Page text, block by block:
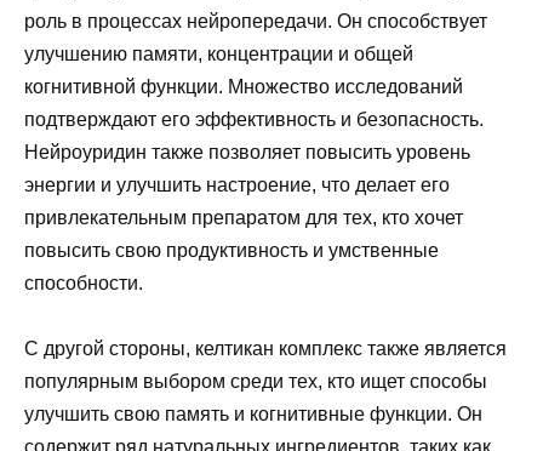
роль в процессах нейропередачи. Он способствует
улучшению памяти, концентрации и общей
когнитивной функции. Множество исследований
подтверждают его эффективность и безопасность.
Нейроуридин также позволяет повысить уровень
энергии и улучшить настроение, что делает его
привлекательным препаратом для тех, кто хочет
повысить свою продуктивность и умственные
способности.
С другой стороны, келтикан комплекс также является
популярным выбором среди тех, кто ищет способы
улучшить свою память и когнитивные функции. Он